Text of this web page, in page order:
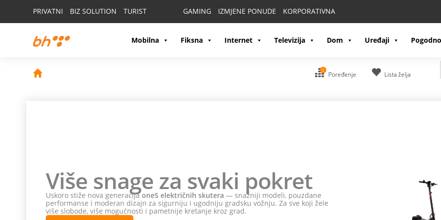
PRIVATNI BIZ SOLUTION TURIST GAMING IZMJENE PONUDE KORPORATIVNA
Mobilna Fiksna Internet Televizija Dom Uređaji
0
Poređenje Lista želja
Više snage za svaki pokret
Uskoro stiže nova generacijaoneS električnih skutera — snažniji modeli, pouzdane
performanse i moderan dizajn za sigurniju i ugodniju gradsku vožnju. Za sve koji žele
više slobode, više mogućnosti i pametnije kretanje kroz grad.